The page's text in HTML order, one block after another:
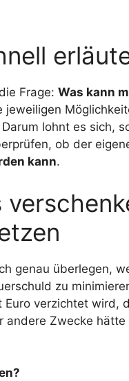
Frage: Was kann
jeweiligen
lohnt es sich,
ob der
kann.
genau überlegen,
zu
verzichtet wird,
andere Zwecke hätte